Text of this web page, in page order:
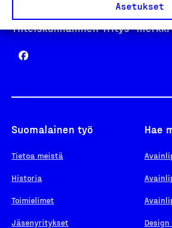
Asetukset
Yhteiskunnallinen Yritys -merkki
Suomalainen työ
Tietoa meistä
Historia
Toimielimet
Jäsenyritykset
Hae